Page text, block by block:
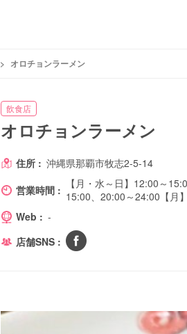
> オロチョンラーメン
飲食店
オロチョンラーメン
住所 : 沖縄県那覇市牧志2-5-14
営業時間 :
【月・水～日】12:00～
15:00、20:00～24:00【月
Web : -
店舗SNS :